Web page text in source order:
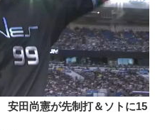
田尚憲が先制打＆ソトに15